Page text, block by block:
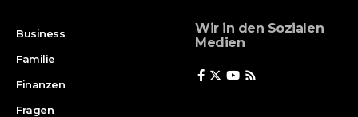
Business
Familie
Finanzen
Fragen
Wir in den Sozialen
Medien